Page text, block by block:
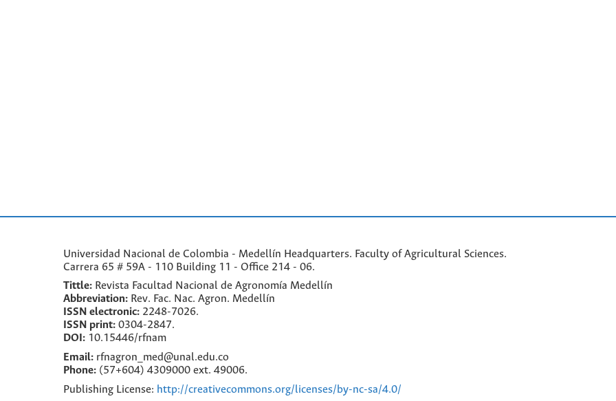
Universidad Nacional de Colombia - Medellín Headquarters. Faculty of Agricultural Sciences.
Carrera 65 # 59A - 110 Building 11 - Office 214 - 06.
Tittle: Revista Facultad Nacional de Agronomía Medellín
Abbreviation: Rev. Fac. Nac. Agron. Medellín
ISSN electronic: 2248-7026.
ISSN print: 0304-2847.
DOI: 10.15446/rfnam
Email: rfnagron_med@unal.edu.co
Phone: (57+604) 4309000 ext. 49006.
Publishing License: http://creativecommons.org/licenses/by-nc-sa/4.0/